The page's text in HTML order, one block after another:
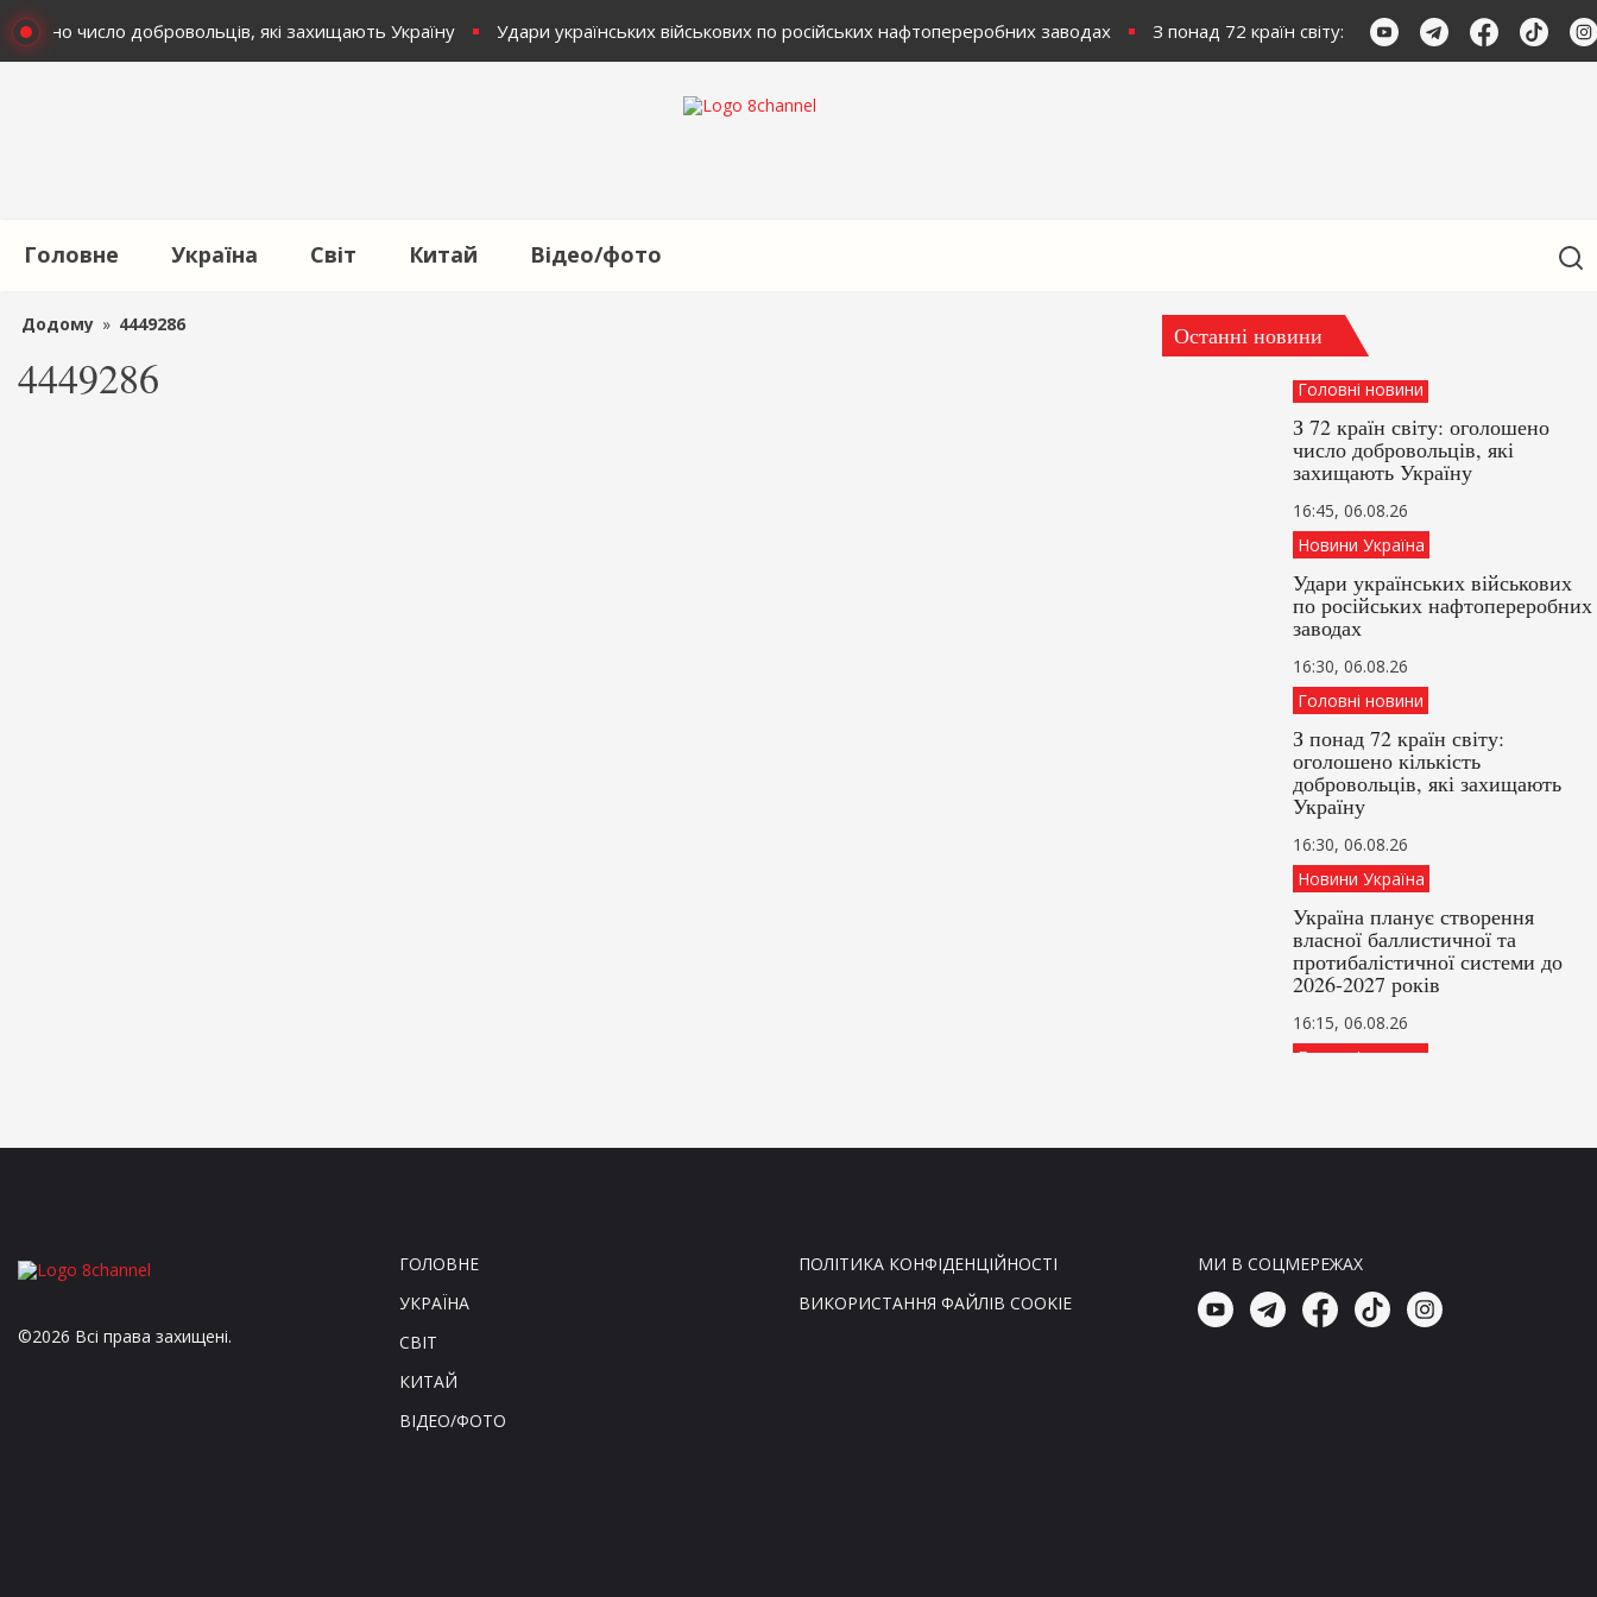
число добровольців, які захищають Україну Удари українських військових по російських нафтопереробних заводах З понад 72 країн світу: оголошено кількість
Головне Україна Світ Китай Відео/фото
Додому » 4449286
4449286
Останні новини
Головні новини
З 72 країн світу: оголошено
число добровольців, які
захищають Україну
16:45, 06.08.26
Новини Україна
Удари українських військових
по російських нафтопереробних
заводах
16:30, 06.08.26
Головні новини
З понад 72 країн світу:
оголошено кількість
добровольців, які захищають
Україну
16:30, 06.08.26
Новини Україна
Україна планує створення
власної баллистичної та
протибалістичної системи до
2026-2027 років
16:15, 06.08.26
Головні новини
отримав понад 300 звернень від
іноземних військовослужбовців
16:00, 06.08.26
©2026 Всі права захищені.
ГОЛОВНЕ
УКРАЇНА
СВІТ
КИТАЙ
ВІДЕО/ФОТО
ПОЛІТИКА КОНФІДЕНЦІЙНОСТІ
ВИКОРИСТАННЯ ФАЙЛІВ COOKIE
МИ В СОЦМЕРЕЖАХ